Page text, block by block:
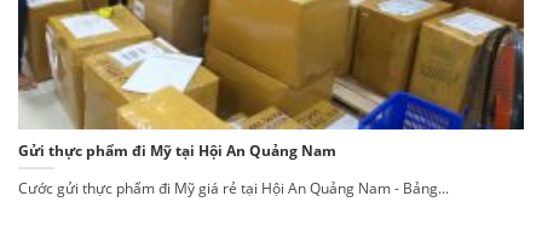
Gửi thực phẩm đi Mỹ tại Hội An Quảng Nam
Cước gửi thực phẩm đi Mỹ giá rẻ tại Hội An Quảng Nam - Bảng...